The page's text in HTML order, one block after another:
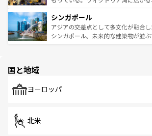
参照してほしい。
激する。気候は一年中温暖で、どの季
が待っている。親しみやすいタイの
た文化、そして多様な観光資源が、
み、どこを訪れても感動するはず。観
ており、効率よく見どころを回れる
うな絶景から文化的な体験まで、香
シンガポール
アジアの交差点として多文化が融合
シンガポール。未来的な建築物が並
で、ホーカーズは地元の風情を楽しめ
国と地域
ヨーロッパ
北米